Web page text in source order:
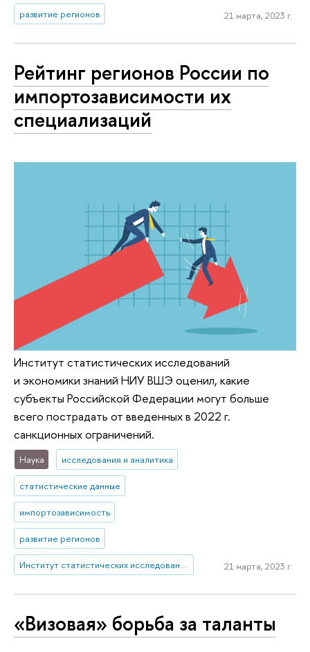
развитие регионов 21 марта, 2023 г.
Рейтинг регионов России по
импортозависимости их
специализаций
Институт статистических исследований
и экономики знаний НИУ ВШЭ оценил, какие
субъекты Российской Федерации могут больше
всего пострадать от введенных в 2022 г.
санкционных ограничений.
Наука исследования и аналитика
статистические данные
импортозависимость
развитие регионов
Институт статистических исследований и экономики знаний 21 марта, 2023 г.
«Визовая» борьба за таланты